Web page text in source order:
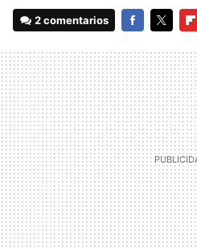
2 comentarios